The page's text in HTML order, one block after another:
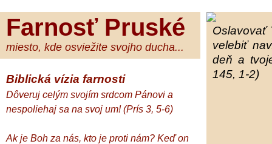
Farnosť Pruské
miesto, kde osviežite svojho ducha...
Biblická vízia farnosti
Dôveruj celým svojím srdcom Pánovi a
nespoliehaj sa na svoj um! (Prís 3, 5-6)
Ak je Boh za nás, kto je proti nám? Keď on
Oslavovať
velebiť
deň a
145, 1-2)